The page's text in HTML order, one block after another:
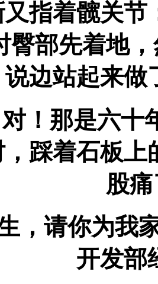
指着髋关节
臀部先着地
说边站起来做
！那是六十
踩着石板
股
，请你为我
开发部